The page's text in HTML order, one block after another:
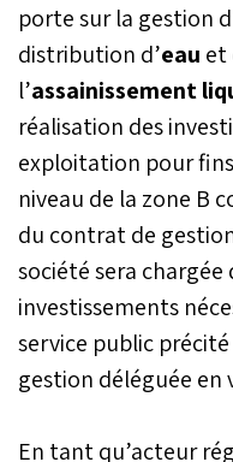
porte sur la gestion
distribution d’eau et
l’assainissement
réalisation des
exploitation pour
niveau de la zone B
du contrat de
société sera
investissements
service public
gestion déléguée en
En tant qu’acteur